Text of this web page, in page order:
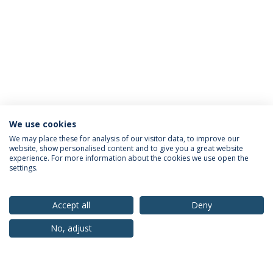
Política de Privacidade
Termos & Condições
Direitos do Titular dos Dados
© 2026 Universidade Católica Portuguesa
We use cookies
We may place these for analysis of our visitor data, to improve our
website, show personalised content and to give you a great website
experience. For more information about the cookies we use open the
settings.
Accept all
Deny
No, adjust